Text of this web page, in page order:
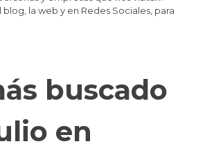
blog, la web y en Redes Sociales, para
buscado
en